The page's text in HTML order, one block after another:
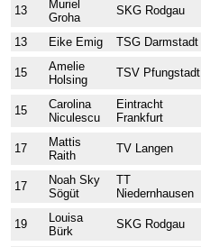
13
Muriel
Groha
SKG Rodgau
13 Eike Emig TSG Darmstadt
15
Amelie
Holsing
TSV Pfungstadt
15
Carolina
Niculescu
Eintracht
Frankfurt
17
Mattis
Raith
TV Langen
17
Noah Sky
Sögüt
TT
Niedernhausen
19
Louisa
Bürk
SKG Rodgau